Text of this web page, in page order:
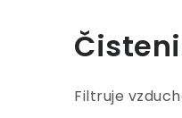
Filtruje